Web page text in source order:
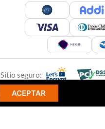
ACEPTAR
Sitio seguro: